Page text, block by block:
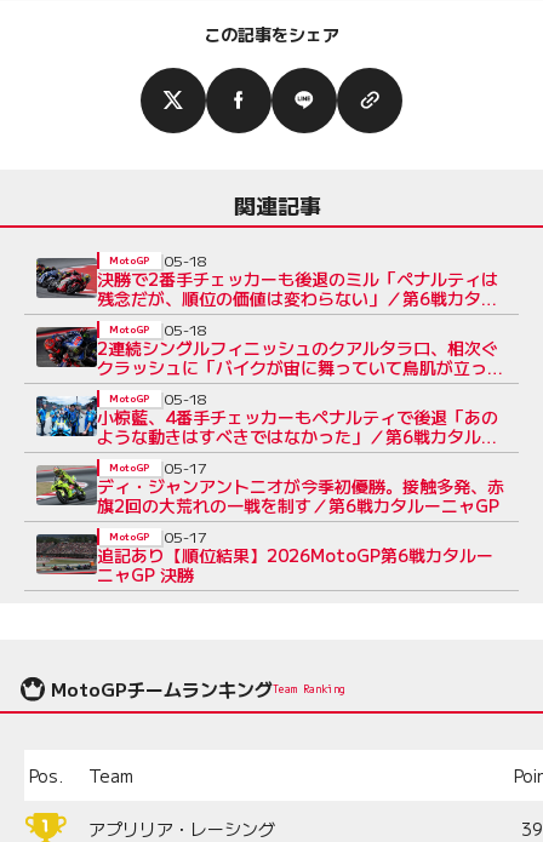
この記事をシェア
関連記事
決勝で2番手チェッカーも後退のミル「ペナルティは
残念だが、順位の価値は変わらない」／第6戦カタ
ルーニャGP
MotoGP 05-18
2連続シングルフィニッシュのクアルタラロ、相次ぐ
クラッシュに「バイクが宙に舞っていて鳥肌が立っ
た」／第6戦カタルーニャGP
MotoGP 05-18
小椋藍、4番手チェッカーもペナルティで後退「あの
ような動きはすべきではなかった」／第6戦カタルー
ニャGP
MotoGP 05-18
ディ・ジャンアントニオが今季初優勝。接触多発、赤
旗2回の大荒れの一戦を制す／第6戦カタルーニャGP
MotoGP 05-17
追記あり【順位結果】2026MotoGP第6戦カタルー
ニャGP 決勝
MotoGP 05-17
MotoGPチームランキングTeam Ranking
Pos. Team
アプリリア・レーシング